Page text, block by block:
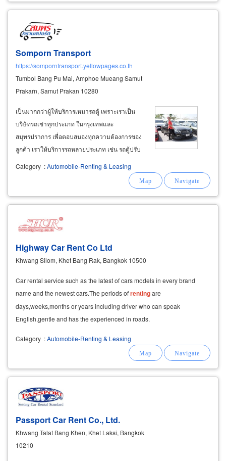
Somporn Transport
https://somporntransport.yellowpages.co.th
Tumbol Bang Pu Mai, Amphoe Mueang Samut
Prakarn, Samut Prakan 10280
เป็นมากกว่าผู้ให้บริการเหมารถตู้ เพราะเราเป็น
บริษัทรถเช่าทุกประเภท ในกรุงเทพและ
สมุทรปราการ เพื่อตอบสนองทุกความต้องการของ
ลูกค้า เราให้บริการรถหลายประเภท เช่น รถตู้ปรับ
ส่งพนักงาน รถตู้วีไอพี มีทั้งแบบ 7 ที่นั่ง และ 9 ที่นั่ง
Category :Automobile-Renting & Leasing
Highway Car Rent Co Ltd
Khwang Silom, Khet Bang Rak, Bangkok 10500
Car rental service such as the latest of cars models in every brand
name and the newest cars.The periods ofrentingare
days,weeks,months or years including driver who can speak
English,gentle and has the experienced in roads.
Category :Automobile-Renting & Leasing
Passport Car Rent Co., Ltd.
Khwang Talat Bang Khen, Khet Laksi, Bangkok
10210